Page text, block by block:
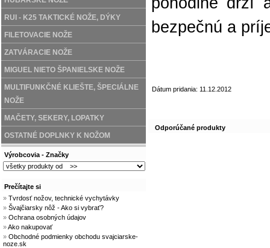
RUI - K25 TAKTICKÉ NOŽE, DÝKY
FILETOVACIE NOŽE
ZATVÁRACIE NOŽE
MIGUEL NIETO ŠPANIELSKE NOŽE
MULTIFUNKČNÉ KLIEŠTE, ŠPECIÁLNE
NOŽE
MAČETY, SEKERY, LOPATKY
OSTATNÉ DOPLNKY K NOŽOM
Výrobcovia - Značky
Prečítajte si
» Tvrdosť nožov, technické vychytávky
» Švajčiarsky nôž - Ako si vybrať?
» Ochrana osobných údajov
»Ako nakupovať
» Obchodné podmienky obchodu svajciarske-
noze.sk
bezpečnú a
Dátum pridania: 11.12.2012
Odporúčané produkty